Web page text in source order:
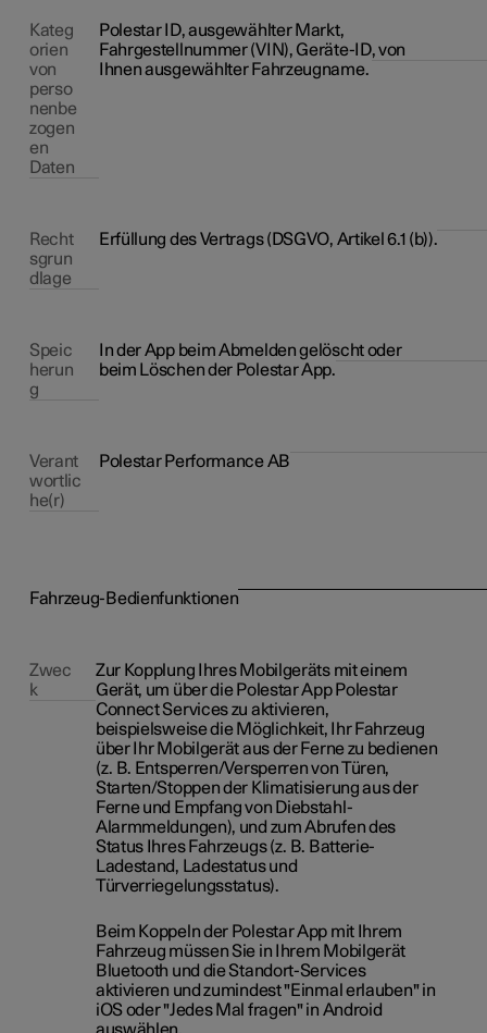
Kateg
orien
von
perso
nenbe
zogen
en
Daten
Polestar ID, ausgewählter Markt,
Fahrgestellnummer (VIN), Geräte-ID, von
Ihnen ausgewählter Fahrzeugname.
Recht
sgrun
dlage
Erfüllung des Vertrags (DSGVO, Artikel 6.1 (b)).
Speic
herun
g
In der App beim Abmelden gelöscht oder
beim Löschen der Polestar App.
Verant
wortlic
he(r)
Polestar Performance AB
Fahrzeug-Bedienfunktionen
Zwec
k
Zur Kopplung Ihres Mobilgeräts mit einem
Gerät, um über die Polestar App Polestar
Connect Services zu aktivieren,
beispielsweise die Möglichkeit, Ihr Fahrzeug
über Ihr Mobilgerät aus der Ferne zu bedienen
(z. B. Entsperren/Versperren von Türen,
Starten/Stoppen der Klimatisierung aus der
Ferne und Empfang von Diebstahl-
Alarmmeldungen), und zum Abrufen des
Status Ihres Fahrzeugs (z. B. Batterie-
Ladestand, Ladestatus und
Türverriegelungsstatus).
Beim Koppeln der Polestar App mit Ihrem
Fahrzeug müssen Sie in Ihrem Mobilgerät
Bluetooth und die Standort-Services
aktivieren und zumindest "Einmal erlauben" in
iOS oder "Jedes Mal fragen" in Android